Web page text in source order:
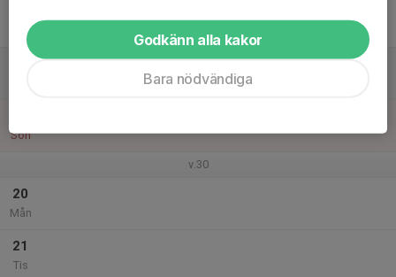
Fre
Sön
v.30
20
Mån
21
Tis
Godkänn alla kakor
Bara nödvändiga